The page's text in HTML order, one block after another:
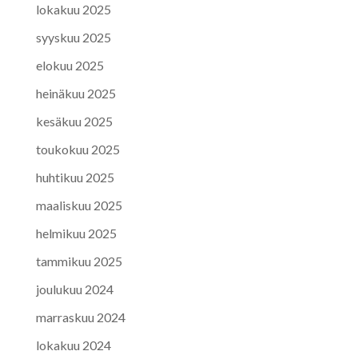
lokakuu 2025
syyskuu 2025
elokuu 2025
heinäkuu 2025
kesäkuu 2025
toukokuu 2025
huhtikuu 2025
maaliskuu 2025
helmikuu 2025
tammikuu 2025
joulukuu 2024
marraskuu 2024
lokakuu 2024